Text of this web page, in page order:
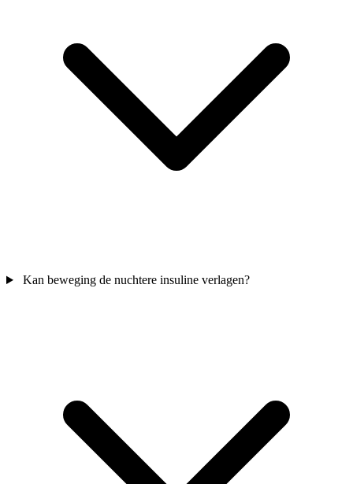
Kan beweging de nuchtere insuline verlagen?